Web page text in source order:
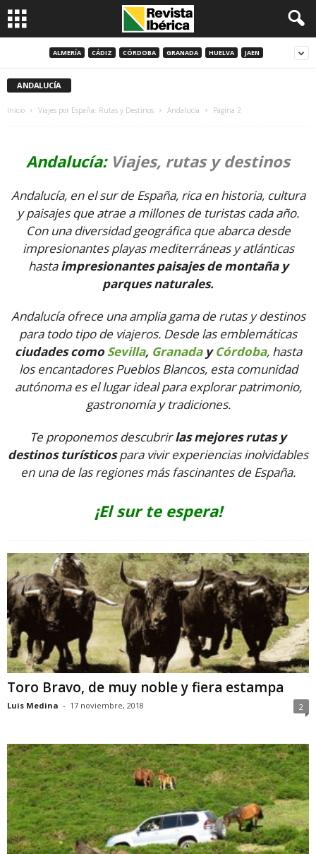
ALMERÍA CÁDIZ CÓRDOBA GRANADA HUELVA JAEN
ANDALUCÍA
Inicio Viajes por España: Rutas y Destinos Andalucía Página 2
Andalucía: Viajes, rutas y destinos
Andalucía, en el sur de España, rica en historia, cultura
y paisajes que atrae a millones de turistas cada año.
Con una diversidad geográfica que abarca desde
impresionantes playas mediterráneas y atlánticas
hastaimpresionantes paisajes de montaña y
parques naturales.
Andalucía ofrece una amplia gama de rutas y destinos
para todo tipo de viajeros. Desde las emblemáticas
ciudades como Sevilla, GranadayCórdoba, hasta
los encantadores Pueblos Blancos, esta comunidad
autónoma es el lugar ideal para explorar patrimonio,
gastronomía y tradiciones.
Te proponemos descubrirlas mejores rutas y
destinos turísticospara vivir experiencias inolvidables
en una de las regiones más fascinantes de España.
¡El sur te espera!
Toro Bravo, de muy noble y fiera estampa
Luis Medina - 17 noviembre, 2018 2